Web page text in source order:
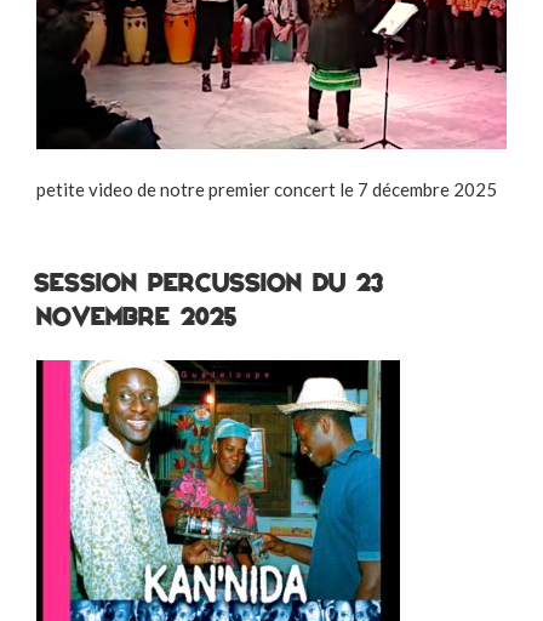
petite video de notre premier concert le 7 décembre 2025
Session Percussion du 23
novembre 2025